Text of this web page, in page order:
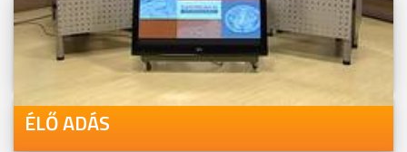
Videóink megtekinthetőek
Youtube-csatornánkon is!
ÉLŐ ADÁS